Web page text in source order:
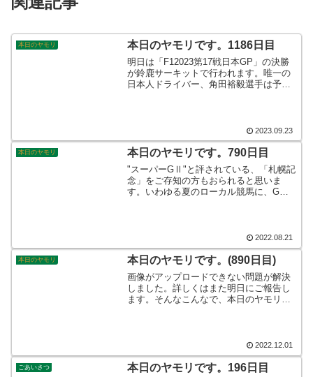
本日のヤモリ 本日のヤモリです。1186日目
明日は「F12023第17戦日本GP」の決勝
が鈴鹿サーキットで行われます。唯一の
日本人ドライバー、角田裕毅選手は予選9
うご期待です。そんなこんなで、本日の
ヤモリです。
2023.09.23
本日のヤモリ 本日のヤモリです。790日目
"スーパーGⅡ"と評されている、「札幌記
念」をご存知の方もおられると思いま
す。いわゆる夏のローカル競馬に、GⅠ
よ、秋競馬が楽しみです。そんなこんな
で、本日のヤモリです。
2022.08.21
本日のヤモリ 本日のヤモリです。(890日目)
画像がアップロードできない問題が解決
しました。詳しくはまた明日にご報告し
ます。そんなこんなで、本日のヤモリで
2022.12.01
ごあいさつ 本日のヤモリです。196日目